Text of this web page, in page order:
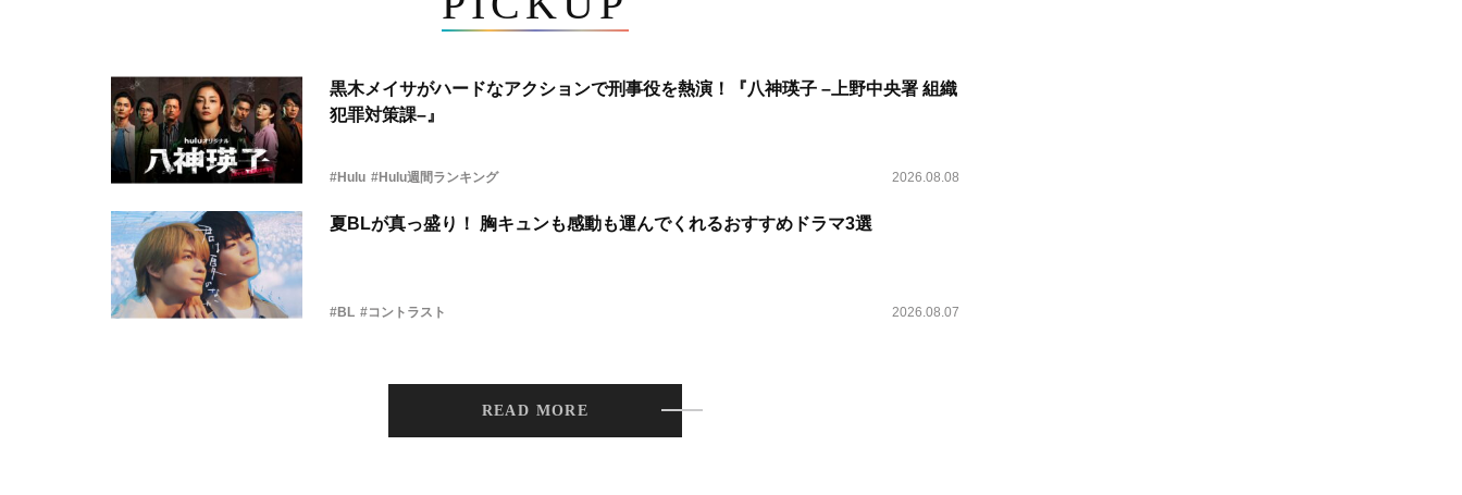
黒木メイサがハードなアクションで刑事役を熱演！『八神瑛子 –上野中央署 組織
犯罪対策課–』
#Hulu #Hulu週間ランキング 2026.08.08
夏BLが真っ盛り！ 胸キュンも感動も運んでくれるおすすめドラマ3選
#BL #コントラスト 2026.08.07
READ MORE